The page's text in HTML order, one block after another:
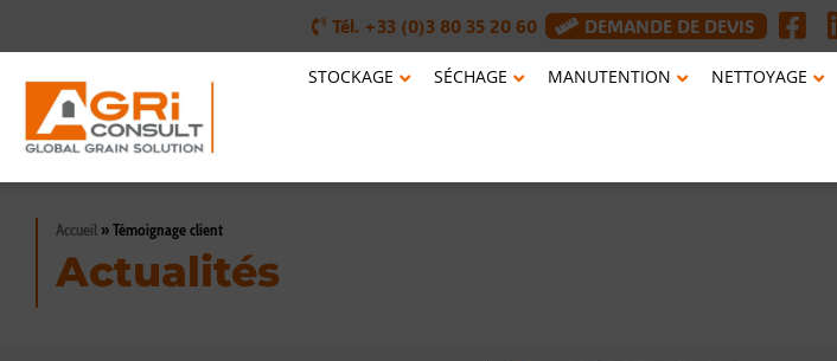
Tél. +33 (0)3 80 35 20 60 DEMANDE DE DEVIS
STOCKAGE SÉCHAGE MANUTENTION NETTOYAGE
Accueil »Témoignage client
Actualités